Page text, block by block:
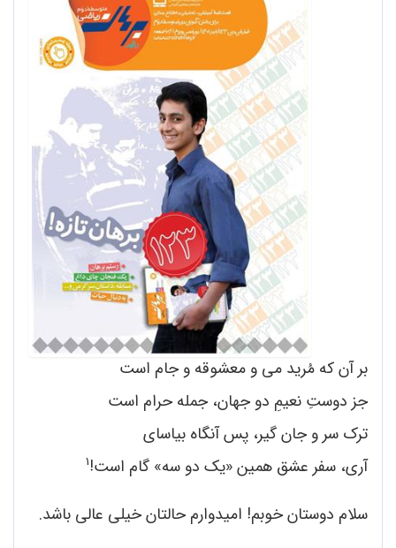
بر آن که مُرید می و معشوقه و جام است
جز دوستِ نعیمِ دو جهان، جمله حرام است
ترک سر و جان گیر، پس آنگاه بیاسای
آری، سفر عشق همین «یک دو سه» گام است!1
سلام دوستان خوبم! امیدوارم حالتان خیلی عالی باشد.